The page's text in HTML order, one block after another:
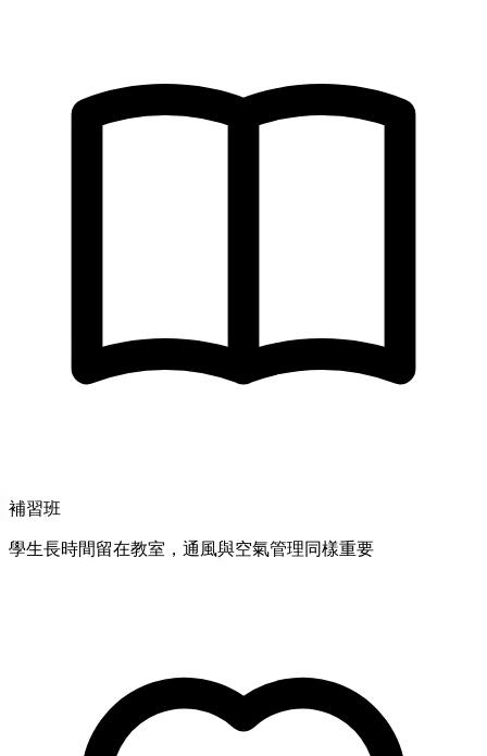
補習班
學生長時間留在教室，通風與空氣管理同樣重要